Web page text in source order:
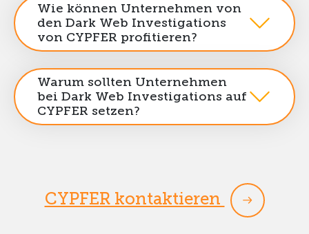
Wie können Unternehmen von
den Dark Web Investigations
von CYPFER profitieren?
Warum sollten Unternehmen
bei Dark Web Investigations auf
CYPFER setzen?
CYPFER kontaktieren